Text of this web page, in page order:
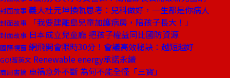
封面故事 義大杜元坤換軌思考：兒科做好，一生都是你病人
封面故事 「我要建離島兒童加護病房，陪孩子長大！」
封面故事 日本成立兒童廳 把孩子權益同比國防資源
國際視窗 網飛開會限時30分！會議高效秘訣：越短越好
GO!溜英文 Renewable energy承諾永續
商周書摘 車禍意外不斷 為何不能全怪「三寶」